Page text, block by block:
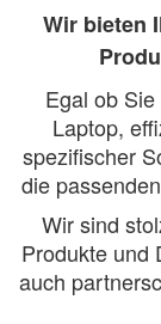
Wir bieten
Egal ob
Laptop,
spezifischer
die
Wir sind
Produkte und
auch